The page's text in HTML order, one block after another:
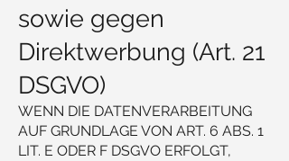
sowie gegen
Direktwerbung (Art. 21
DSGVO)
WENN DIE DATENVERARBEITUNG
AUF GRUNDLAGE VON ART. 6 ABS. 1
LIT. E ODER F DSGVO ERFOLGT,